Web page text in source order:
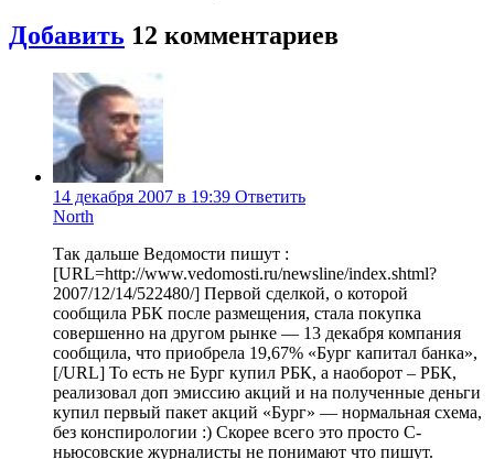
Добавить 12 комментариев
14 декабря 2007 в 19:39 Ответить
North
Так дальше Ведомости пишут :
[URL=http://www.vedomosti.ru/newsline/index.shtml?
2007/12/14/522480/] Первой сделкой, о которой
сообщила РБК после размещения, стала покупка
совершенно на другом рынке — 13 декабря компания
сообщила, что приобрела 19,67% «Бург капитал банка»,
[/URL] То есть не Бург купил РБК, а наоборот – РБК,
реализовал доп эмиссию акций и на полученные деньги
купил первый пакет акций «Бург» — нормальная схема,
без конспирологии :) Скорее всего это просто С-
ньюсовские журналисты не понимают что пишут.